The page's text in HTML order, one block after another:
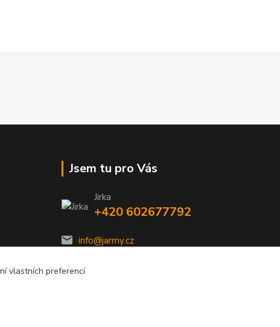
Jsem tu pro Vás
Jirka
+420 602677792
info@jarmy.cz
vlastních preferencí